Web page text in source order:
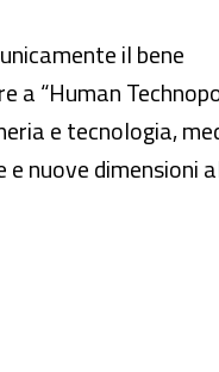
il bene
a “Human
e tecnologia,
nuove dimensioni